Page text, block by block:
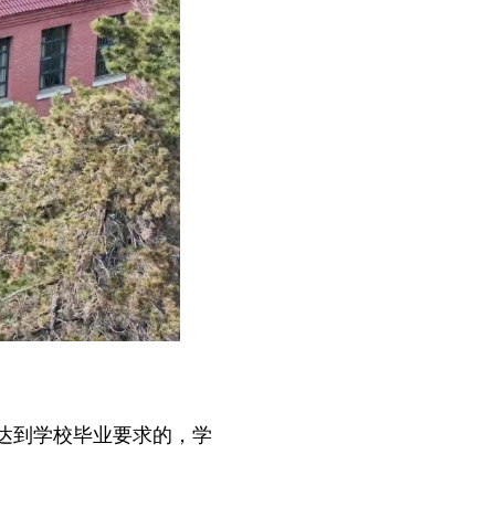
到学校毕业要求的，学